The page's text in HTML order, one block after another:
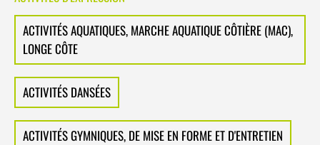
ACTIVITÉS AQUATIQUES, MARCHE AQUATIQUE CÔTIÈRE (MAC),
LONGE CÔTE
ACTIVITÉS DANSÉES
ACTIVITÉS GYMNIQUES, DE MISE EN FORME ET D'ENTRETIEN